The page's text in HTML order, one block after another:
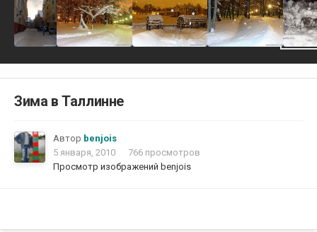
Зима в Таллинне
Автор benjois
5 января, 2010
766 просмотров
Просмотр изображений benjois